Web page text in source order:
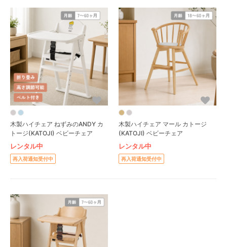
木製ハイチェア ねずみのANDY カ
トージ(KATOJI) ベビーチェア
レンタル中
再入荷通知受付中
木製ハイチェア マール カトージ
(KATOJI) ベビーチェア
レンタル中
再入荷通知受付中